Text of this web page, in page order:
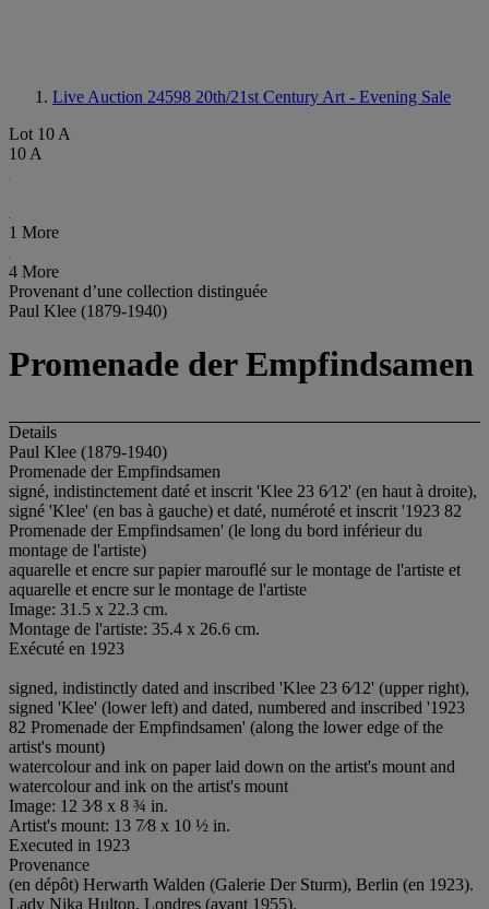
Live Auction 24598 20th/21st Century Art - Evening Sale
Lot 10 A
10 A
1 More
4 More
Provenant d’une collection distinguée
Paul Klee (1879-1940)
Promenade der Empfindsamen
Details
Paul Klee (1879-1940)
Promenade der Empfindsamen
signé, indistinctement daté et inscrit 'Klee 23 6⁄12' (en haut à droite),
signé 'Klee' (en bas à gauche) et daté, numéroté et inscrit '1923 82
Promenade der Empfindsamen' (le long du bord inférieur du
montage de l'artiste)
aquarelle et encre sur papier marouflé sur le montage de l'artiste et
aquarelle et encre sur le montage de l'artiste
Image: 31.5 x 22.3 cm.
Montage de l'artiste: 35.4 x 26.6 cm.
Exécuté en 1923
signed, indistinctly dated and inscribed 'Klee 23 6⁄12' (upper right),
signed 'Klee' (lower left) and dated, numbered and inscribed '1923
82 Promenade der Empfindsamen' (along the lower edge of the
artist's mount)
watercolour and ink on paper laid down on the artist's mount and
watercolour and ink on the artist's mount
Image: 12 3⁄8 x 8 ¾ in.
Artist's mount: 13 7⁄8 x 10 ½ in.
Executed in 1923
Provenance
(en dépôt) Herwarth Walden (Galerie Der Sturm), Berlin (en 1923).
Lady Nika Hulton, Londres (avant 1955).